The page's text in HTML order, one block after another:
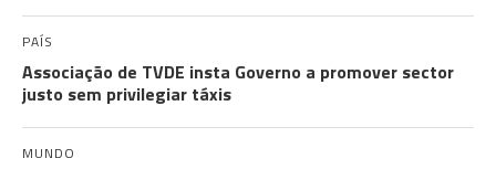
PAÍS
Associação de TVDE insta Governo a promover sector
justo sem privilegiar táxis
MUNDO